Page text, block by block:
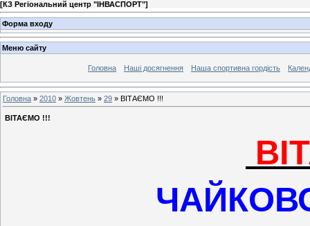
[КЗ Регіональний центр "ІНВАСПОРТ"]
Форма входу
Меню сайту
Головна Наші досягнення Наша спортивна гордість
Головна » 2010 » Жовтень » 29 » ВІТАЄМО !!!
ВІТАЄМО !!!